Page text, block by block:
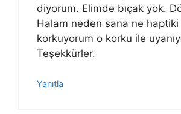
diyorum. Elimde bıçak yok.
Halam neden sana ne
korkuyorum o korku ile
Teşekkürler.
Yanıtla